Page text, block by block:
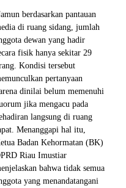
berdasarkan pantauan
di ruang sidang, jumlah
dewan yang hadir
fisik hanya sekitar 29
Kondisi tersebut
pertanyaan
dinilai belum memenuhi
jika mengacu pada
langsung di ruang
Menanggapi hal itu,
Badan Kehormatan (BK)
Riau Imustiar
bahwa tidak semua
yang menandatangani